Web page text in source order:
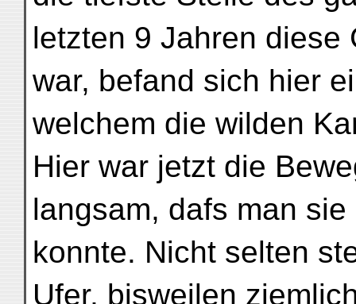
letzten 9 Jahren diese
war, befand sich hier
welchem die wilden
Hier war jetzt die
langsam, dafs man
konnte. Nicht selten
Ufer, bisweilen